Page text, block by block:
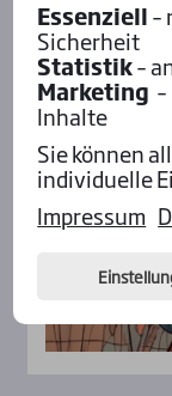
Pod­cast mit
Essenziell–
Sicherheit
Statistik–
Marketing
Inhalte
Sie können
individuelle
Impressum